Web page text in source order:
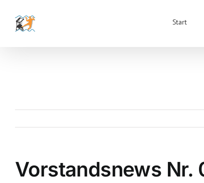
Inhalt
springen
Start
Vorstandsnews Nr.